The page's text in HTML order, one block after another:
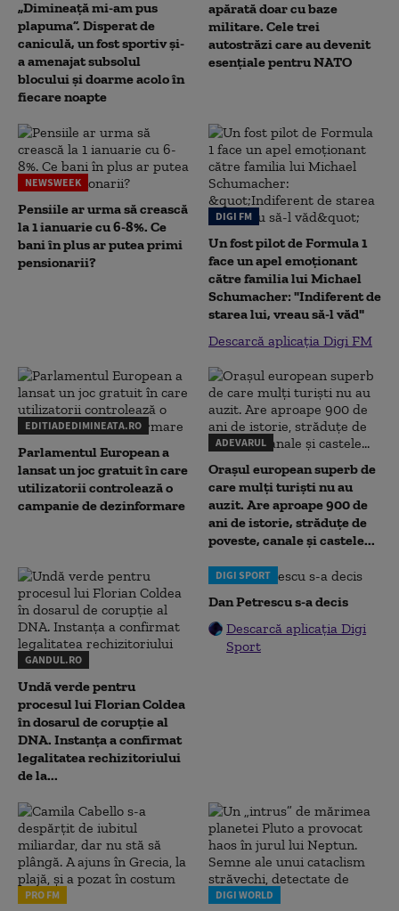
„Dimineață mi-am pus
plapuma”. Disperat de
caniculă, un fost sportiv și-
a amenajat subsolul
blocului și doarme acolo în
fiecare noapte
apărată doar cu baze
militare. Cele trei
autostrăzi care au devenit
esențiale pentru NATO
NEWSWEEK
Pensiile ar urma să crească
la 1 ianuarie cu 6-8%. Ce
bani în plus ar putea primi
pensionarii?
DIGI FM
Un fost pilot de Formula 1
face un apel emoționant
către familia lui Michael
Schumacher: "Indiferent de
starea lui, vreau să-l văd"
Descarcă aplicația Digi FM
EDITIADEDIMINEATA.RO
Parlamentul European a
lansat un joc gratuit în care
utilizatorii controlează o
campanie de dezinformare
ADEVARUL
Orașul european superb de
care mulți turiști nu au
auzit. Are aproape 900 de
ani de istorie, străduțe de
poveste, canale și castele...
GANDUL.RO
Undă verde pentru
procesul lui Florian Coldea
în dosarul de corupție al
DNA. Instanța a confirmat
legalitatea rechizitoriului
de la...
DIGI SPORT
Dan Petrescu s-a decis
Descarcă aplicația Digi
Sport
PRO FM DIGI WORLD